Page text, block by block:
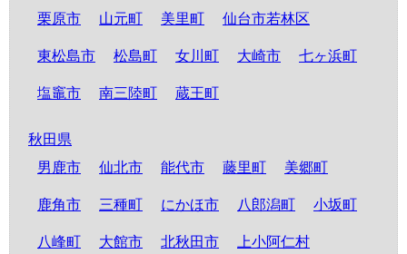
栗原市 山元町 美里町 仙台市若林区
東松島市 松島町 女川町 大崎市 七ヶ浜町
塩竈市 南三陸町 蔵王町
秋田県
男鹿市
仙北市 能代市 藤里町 美郷町
鹿角市 三種町 にかほ市 八郎潟町 小坂町
八峰町 大館市 北秋田市 上小阿仁村